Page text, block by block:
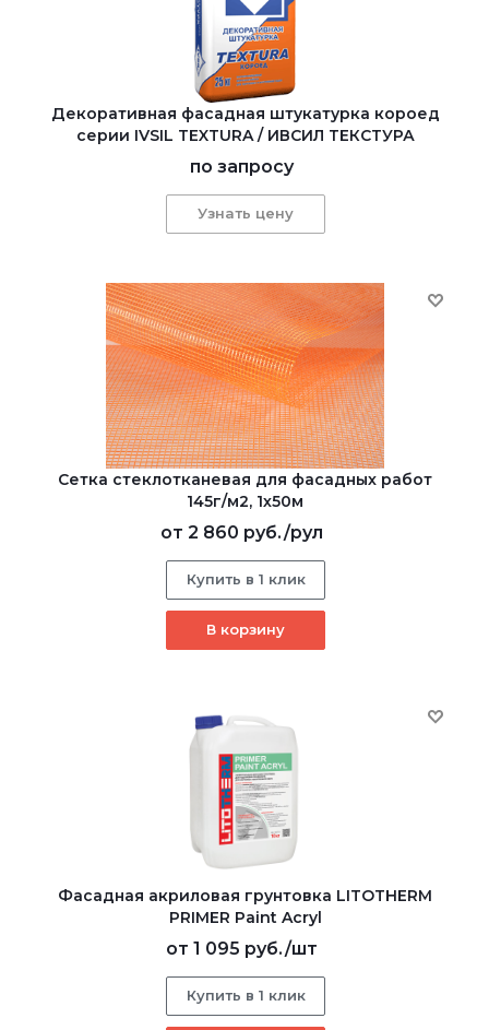
Декоративная фасадная штукатурка короед
серии IVSIL TEXTURA / ИВСИЛ ТЕКСТУРА
по запросу
Узнать цену
Сетка стеклотканевая для фасадных работ
145г/м2, 1х50м
от 2 860 руб./рул
Купить в 1 клик
В корзину
Фасадная акриловая грунтовка LITOTHERM
PRIMER Paint Acryl
от 1 095 руб./шт
Купить в 1 клик